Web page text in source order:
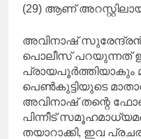
(29) ആണ്
അവിനാഷ്
പൊലീസ് പറയുന്നത്
പ്രായപൂർത്തിയാകും
പെൺകുട്ടിയുടെ
അവിനാഷ് തന്റെ
പിന്നീട്
തയാറാക്കി, ഇവ